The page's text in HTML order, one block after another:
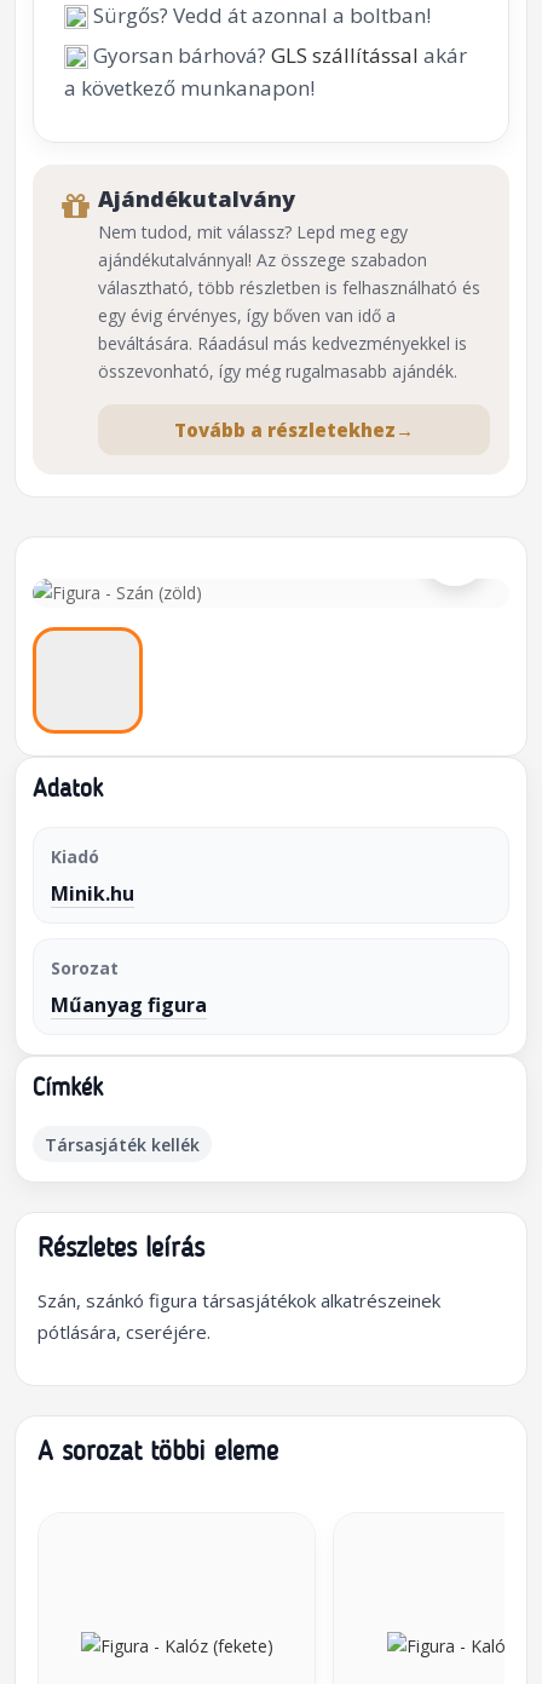
⌕
Adatok
Kiadó
Minik.hu
Sorozat
Műanyag figura
Címkék
Társasjáték kellék
Sürgős? Vedd át azonnal a boltban!
Gyorsan bárhová? GLS szállítással akár
a következő munkanapon!
Ajándékutalvány
Nem tudod, mit válassz? Lepd meg egy
ajándékutalvánnyal! Az összege szabadon
választható, több részletben is felhasználható és
egy évig érvényes, így bőven van idő a
beváltására. Ráadásul más kedvezményekkel is
összevonható, így még rugalmasabb ajándék.
Tovább a részletekhez →
Részletes leírás
Szán, szánkó figura társasjátékok alkatrészeinek
pótlására, cseréjére.
A sorozat többi eleme